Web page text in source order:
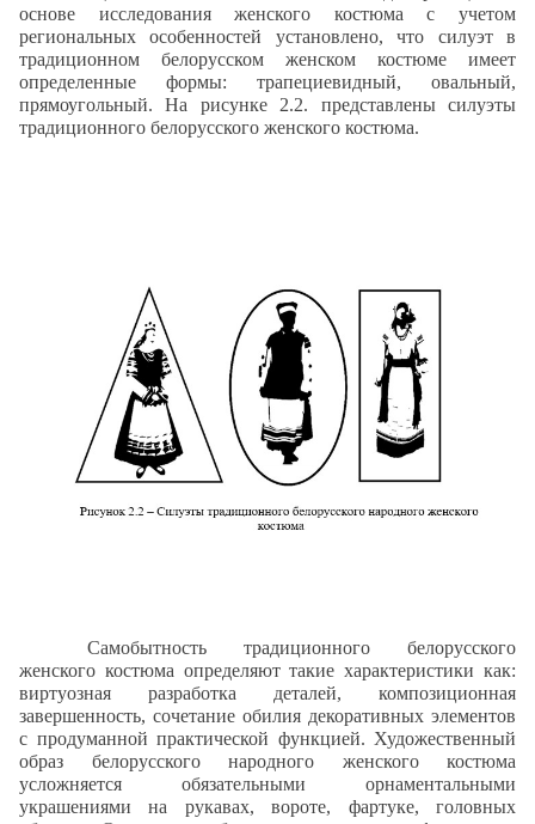
основе исследования женского костюма с учетом
региональных особенностей установлено, что силуэт в
традиционном белорусском женском костюме имеет
определенные формы: трапециевидный, овальный,
прямоугольный. На рисунке 2.2. представлены силуэты
традиционного белорусского женского костюма.
Самобытность традиционного белорусского
женского костюма определяют такие характеристики как:
виртуозная разработка деталей, композиционная
завершенность, сочетание обилия декоративных элементов
с продуманной практической функцией. Художественный
образ белорусского народного женского костюма
усложняется обязательными орнаментальными
украшениями на рукавах, вороте, фартуке, головных